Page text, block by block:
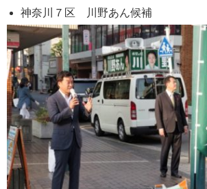
神奈川７区 川野あん候補